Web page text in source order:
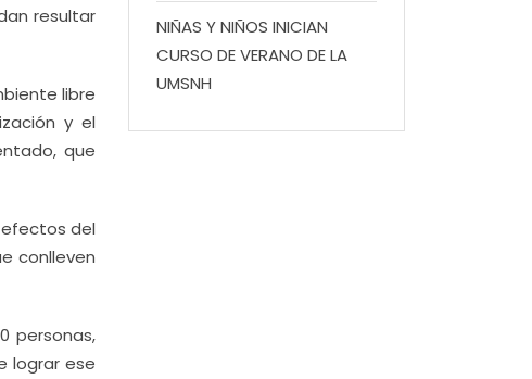
resultar
libre
y el
que
del
conlleven
personas,
lograr ese
NIÑAS Y NIÑOS INICIAN
CURSO DE VERANO DE LA
UMSNH